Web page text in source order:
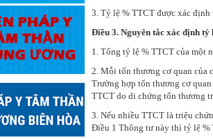
3. Tỷ lệ % TTCT được xác
Điều 3. Nguyên tắc xác định tỷ
1. Tổng tỷ lệ % TTCT của một
2. Mỗi tổn thương cơ quan của
Trường hợp tổn thương cơ
TTCT do di chứng tổn thương
3. Nếu nhiều TTCT là triệu
Điều 1 Thông tư này thì tỷ lệ %